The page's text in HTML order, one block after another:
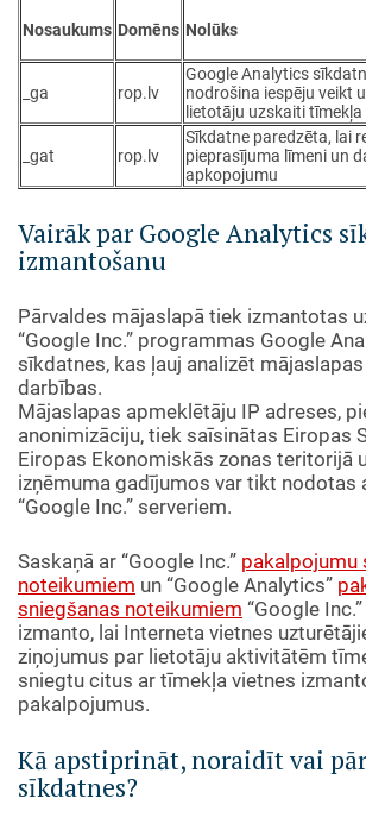
Nosaukums Domēns Nolūks
_ga rop.lv
Google Analytics
nodrošina iespēju veikt
lietotāju uzskaiti tīmekļa
_gat rop.lv
Sīkdatne paredzēta, lai
pieprasījuma līmeni un
apkopojumu
Vairāk par Google Analytics
izmantošanu
Pārvaldes mājaslapā tiek izmantotas
“Google Inc.” programmas Google
sīkdatnes, kas ļauj analizēt
darbības.
Mājaslapas apmeklētāju IP adreses,
anonimizāciju, tiek saīsinātas Eiropas
Eiropas Ekonomiskās zonas teritorijā
izņēmuma gadījumos var tikt nodotas
“Google Inc.” serveriem.
Saskaņā ar “Google Inc.” pakalpojumu
noteikumiem un “Google Analytics”
sniegšanas noteikumiem “Google
izmanto, lai Interneta vietnes
ziņojumus par lietotāju aktivitātēm
sniegtu citus ar tīmekļa vietnes
pakalpojumus.
Kā apstiprināt, noraidīt vai
sīkdatnes?